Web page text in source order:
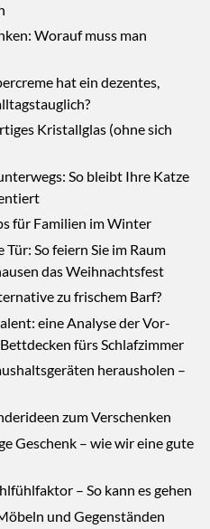
Worauf muss man
hat ein dezentes,
Kristallglas (ohne sich
So bleibt Ihre Katze
für Familien im Winter
So feiern Sie im Raum
das Weihnachtsfest
zu frischem Barf?
eine Analyse der Vor-
fürs Schlafzimmer
herausholen –
zum Verschenken
Geschenk – wie wir eine gute
– So kann es gehen
und Gegenständen